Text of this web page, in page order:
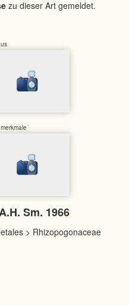
zu dieser Art gemeldet.
Sm. 1966
> Rhizopogonaceae